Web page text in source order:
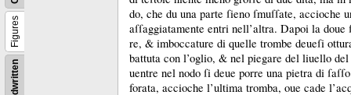
Figures
do, che du una parte ſieno ſmuſſate, accioche
aſſaggiatamente entri nell’altra. Dapoi la doue
re, & imboccature di quelle trombe deueſi
battuta con l’oglio, & nel piegare del liuello del
uentre nel nodo ſi deue porre una pietra di
forata, accioche l’ultima tromba, oue cade